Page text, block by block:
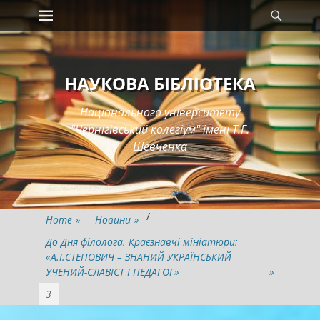
Skip
to
content
Primary Menu
НАУКОВА БІБЛІОТЕКА
Національного університету
"Чернігівський колегіум" імені Т.Г.
Шевченка
Home » Новини » /
До Дня філолога. Краєзнавчі мініатюри:
«А.І.СТЕПОВИЧ – ЗНАНИЙ УКРАЇНСЬКИЙ
УЧЕНИЙ-СЛАВІСТ І ПЕДАГОГ»
»
3